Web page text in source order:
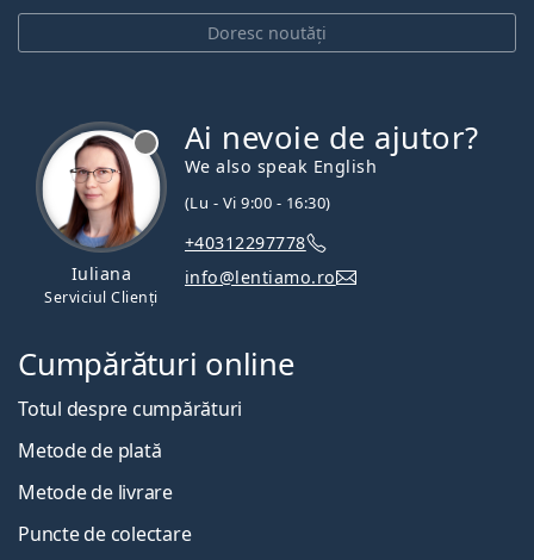
Doresc noutăți
Iuliana
Serviciul Clienți
Ai nevoie de ajutor?
We also speak English
(Lu - Vi 9:00 - 16:30)
+40312297778
info@lentiamo.ro
Cumpărături online
Totul despre cumpărături
Metode de plată
Metode de livrare
Puncte de colectare